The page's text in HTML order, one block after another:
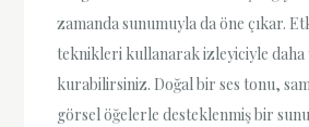
zamanda sunumuyla da öne çıkar.
teknikleri kullanarak izleyiciyle daha
kurabilirsiniz. Doğal bir ses tonu,
görsel öğelerle desteklenmiş bir